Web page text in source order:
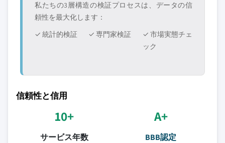
私たちの3層構造の検証プロセスは、データの信
頼性を最大化します：
✓ 統計的検証
✓ 専門家検証
✓ 市場実態チェ
ック
信頼性と信用
10+
サービス年数
A+
BBB認定